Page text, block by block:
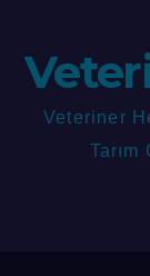
Veteriner
Tarım